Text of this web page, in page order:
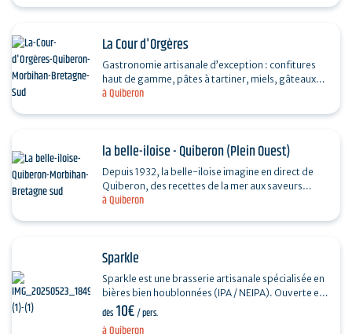
à Quiberon
La Cour d'Orgères
Gastronomie artisanale d’exception : confitures
haut de gamme, pâtes à tartiner, miels, gâteaux
bretons, caramels, épicerie fine, glaces et…
à Quiberon
la belle-iloise - Quiberon (Plein Ouest)
Depuis 1932, la belle-iloise imagine en direct de
Quiberon, des recettes de la mer aux saveurs
d’exception. Sardines, maquereau, thon blanc
Sparkle
Sparkle est une brasserie artisanale spécialisée en
bières bien houblonnées (IPA / NEIPA). Ouverte en
2023 à Quiberon, elle exporte depuis quelques…
dès 10€/ pers.